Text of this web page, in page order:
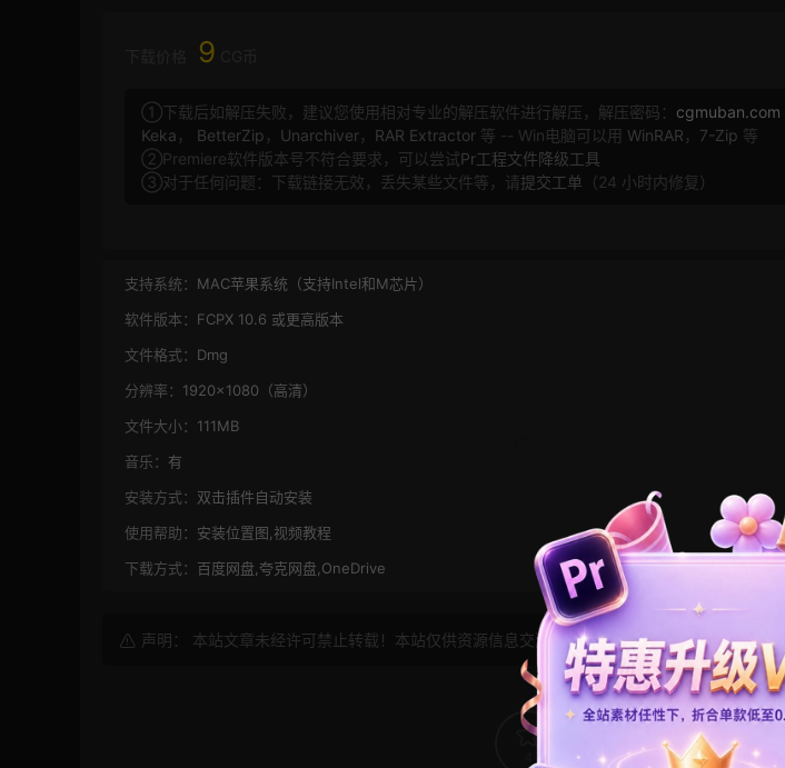
9
①下载后如解压失败，建议您使用相对专业的解压软件进行解压，解压密码： cgmuban.com
Keka ， BetterZip ， Unarchiver， RAR Extractor 等 -- Win电脑可以用 WinRAR ， 7-Zip 等
②Premiere软件版本号不符合要求，可以尝试Pr工程文件降级工具
③对于任何问题：下载链接无效，丢失某些文件等，请提交工单 （24 小时内修复）
支持系统： MAC苹果系统（支持Intel和M芯片）
软件版本： FCPX 10.6 或更高版本
文件格式： Dmg
分辨率： 1920×1080（高清）
文件大小： 111MB
音乐： 有
安装方式： 双击插件自动安装
使用帮助： 安装位置图,视频教程
下载方式： 百度网盘,夸克网盘,OneDrive
声明： 本站文章未经许可禁止转载！本站仅供资源信息交流学习， 版权说明点此了解！
0